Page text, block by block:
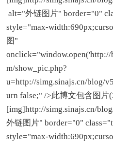
alt="外链图片" border="0"
style="max-
图"
onclick="window.open('http://
m/show_pic.php?
u=http://simg.sinajs.cn/blog/
urn false;" />此博文包含图片
[img]http://simg.sinajs.cn/
外链图片" border="0"
style="max-